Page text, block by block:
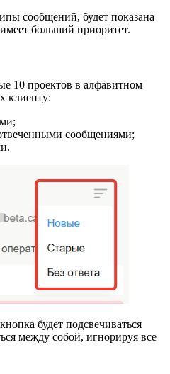
сообщений, будет показана
больший приоритет.
10 проектов в алфавитном
клиенту:
сообщениями;
будет подсвечиваться
между собой, игнорируя все